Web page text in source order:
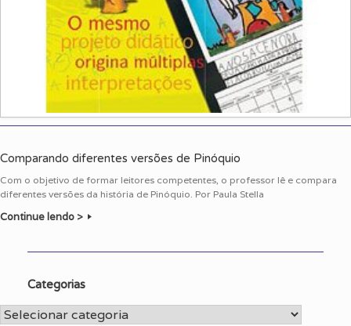
Comparando diferentes versões de Pinóquio
Com o objetivo de formar leitores competentes, o professor lê e compara
diferentes versões da história de Pinóquio. Por Paula Stella
Continue lendo >
Categorias
Categorias